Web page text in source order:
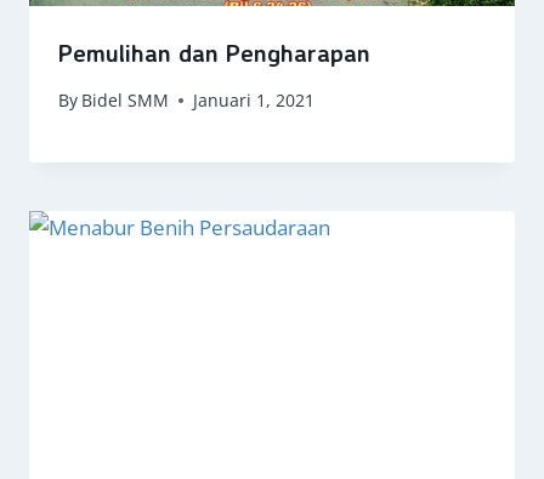
Pemulihan dan Pengharapan
By Bidel SMM Januari 1, 2021